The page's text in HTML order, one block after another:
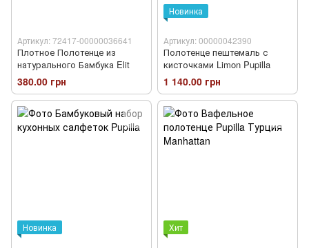
Артикул: 72417-00000036641
Плотное Полотенце из
натурального Бамбука Elit
380.00 грн
Новинка
Артикул: 00000042390
Полотенце пештемаль с
кисточками Limon Pupilla
1 140.00 грн
Новинка Хит